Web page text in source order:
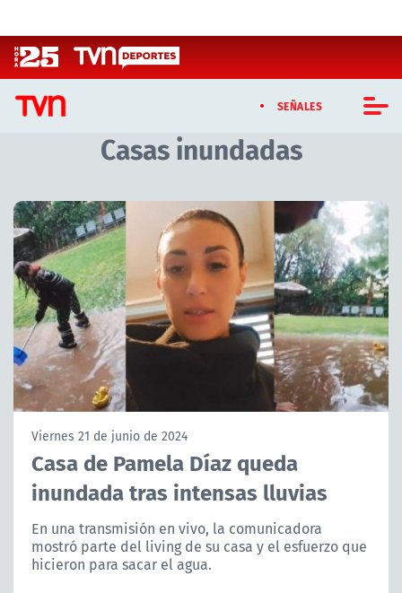
SEÑALES
CASTING MASTERCHEF CHILE
CASTING TVN VERTICAL
TVN VERTICAL
TVN PLAY
PROGRAMAS
TELESERIES
ACTUALIDAD Y TENDENCIAS
CORPORATIVO Y TRANSPARENCIA
CANAL DE DENUNCIAS
Casas inundadas
Viernes 21 de junio de 2024
Casa de Pamela Díaz queda
inundada tras intensas lluvias
En una transmisión en vivo, la comunicadora
mostró parte del living de su casa y el esfuerzo que
hicieron para sacar el agua.